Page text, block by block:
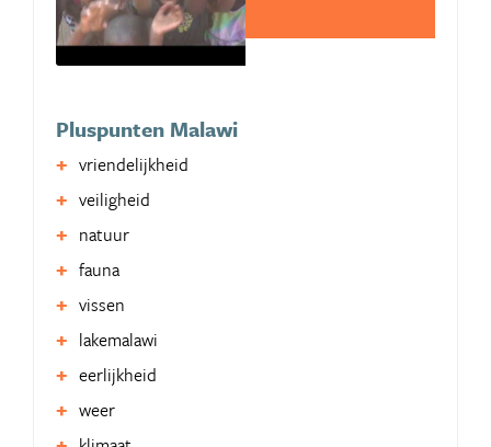
Pluspunten Malawi
vriendelijkheid
veiligheid
natuur
fauna
vissen
lakemalawi
eerlijkheid
weer